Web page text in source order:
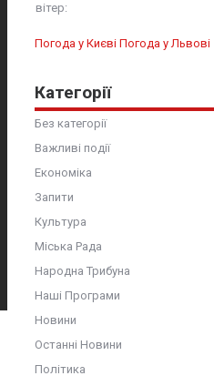
вітер:
Погода у Києві Погода у Львові
Категорії
Без категорії
Важливі події
Економіка
Запити
Культура
Міська Рада
Народна Трибуна
Наші Програми
Новини
Останні Новини
Політика